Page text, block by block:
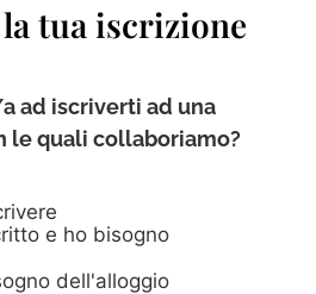
tua iscrizione
ad iscriverti ad una
le quali collaboriamo?
e ho bisogno
dell'alloggio